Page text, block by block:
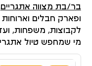
בר/בת מצווה אתגריים
ופארק חבלים וארוחות
לקבוצות, משפחות,
מי שמחפש טיול